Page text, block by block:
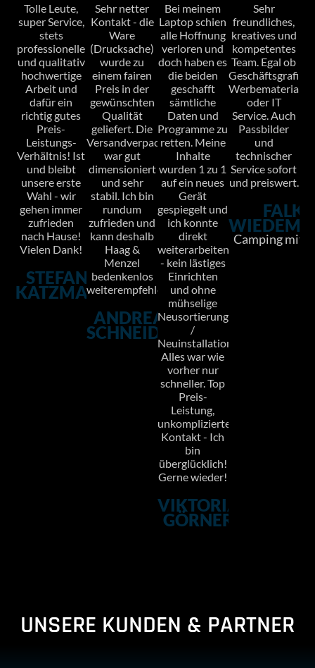
Tolle Leute,
super Service,
stets
professionelle
und qualitativ
hochwertige
Arbeit und
dafür ein
richtig gutes
Preis-
Leistungs-
Verhältnis! Ist
und bleibt
unsere erste
Wahl - wir
gehen immer
zufrieden
nach Hause!
Vielen Dank!
STEFANIE
KATZMANN
Sehr netter
Kontakt - die
Ware
(Drucksache)
wurde zu
einem fairen
Preis in der
gewünschten
Qualität
geliefert. Die
Versandverpackung
war gut
dimensioniert
und sehr
stabil. Ich bin
rundum
zufrieden und
kann deshalb
Haag &
Menzel
bedenkenlos
weiterempfehlen.
ANDREAS
SCHNEIDER
Bei meinem
Laptop schien
alle Hoffnung
verloren und
doch haben es
die beiden
geschafft
sämtliche
Daten und
Programme zu
retten. Meine
Inhalte
wurden 1 zu 1
auf ein neues
Gerät
gespiegelt und
ich konnte
direkt
weiterarbeiten
- kein lästiges
Einrichten
und ohne
mühselige
Neusortierungen
/
Neuinstallationen.
Alles war wie
vorher nur
schneller. Top
Preis-
Leistung,
unkomplizierter
Kontakt - Ich
bin
überglücklich!
Gerne wieder!
VIKTORIA
GÖRNER
Sehr
freundliches,
kreatives und
kompetentes
Team. Egal ob
Geschäftsgrafik,
Werbematerial
oder IT
Service. Auch
Passbilder
und
technischer
Service sofort
und preiswert.
FALK
Camping mit
UNSERE KUNDEN & PARTNER